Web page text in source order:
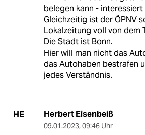
belegen kann -
Gleichzeitig ist der ÖPNV
Lokalzeitung voll von dem
Die Stadt ist Bonn.
Hier will man nicht das
das Autohaben bestrafen
jedes Verständnis.
HE Herbert Eisenbeiß
09.01.2023, 09:46 Uhr